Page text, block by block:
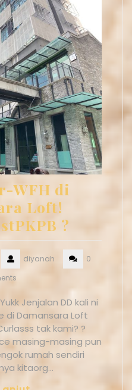
WFH di
Loft!
?
diyanah
0
Jenjalan DD kali ni
di Damansara Loft
tak kami? ?
masing-masing pun
rumah sendiri
kitaorg…